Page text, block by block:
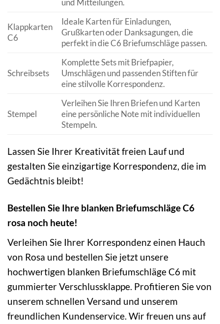
und Mitteilungen.
Klappkarten
C6
Ideale Karten für Einladungen,
Grußkarten oder Danksagungen, die
perfekt in die C6 Briefumschläge passen.
Schreibsets
Komplette Sets mit Briefpapier,
Umschlägen und passenden Stiften für
eine stilvolle Korrespondenz.
Stempel
Verleihen Sie Ihren Briefen und Karten
eine persönliche Note mit individuellen
Stempeln.
Lassen Sie Ihrer Kreativität freien Lauf und
gestalten Sie einzigartige Korrespondenz, die im
Gedächtnis bleibt!
Bestellen Sie Ihre blanken Briefumschläge C6
rosa noch heute!
Verleihen Sie Ihrer Korrespondenz einen Hauch
von Rosa und bestellen Sie jetzt unsere
hochwertigen blanken Briefumschläge C6 mit
gummierter Verschlussklappe. Profitieren Sie von
unserem schnellen Versand und unserem
freundlichen Kundenservice. Wir freuen uns auf